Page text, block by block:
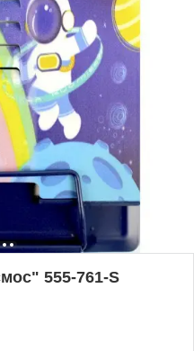
555-761-S